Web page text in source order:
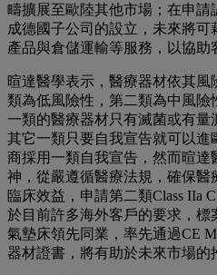
疇擴展至歐陸其他市場；在申
成德國子公司的設立，未來將可
產品與倉儲運輸等服務，以協助
暄達醫學表示，醫療器材依其
類為低風險性，第二類為中風
一類的醫療器材只有滅菌或有量
其它一類只要自我宣告就可以
商採用一類自我宣告，然而暄達
神，從嚴遵循醫療法規，確保
臨床效益，申請第二類Class IIa
於目前許多海外客戶的要求，
氣墊床領先同業，率先通過CE
器材證書，將有助於未來市場的